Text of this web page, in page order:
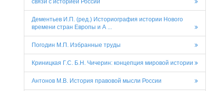
связи с историей России
Дементьев И.П. (ред.) Историография истории Нового
времени стран Европы и А ...
Погодин М.П. Избранные труды
Криницкая Г.С. Б.Н. Чичерин: концепция мировой истории
Антонов М.В. История правовой мысли России